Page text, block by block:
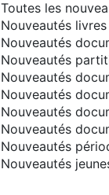
Toutes les
Nouveautés livres
Nouveautés
Nouveautés
Nouveautés
Nouveautés
Nouveautés
Nouveautés
Nouveautés
Nouveautés